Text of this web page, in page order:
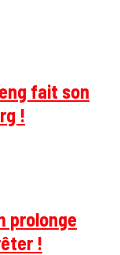
fait son
!
prolonge
!